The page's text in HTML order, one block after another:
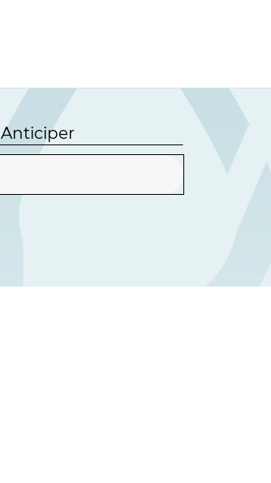
Anticiper